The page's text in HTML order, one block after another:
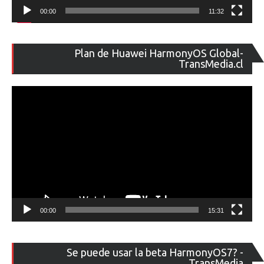
00:00 11:32
Plan de Huawei HarmonyOS Global-
TransMedia.cl
de
00:00 15:31
Se puede usar la beta HarmonyOS7? -
de